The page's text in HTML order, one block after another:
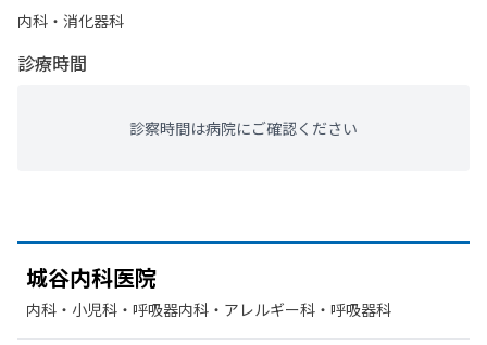
内科・​消化器科
診療時間
診察時間は病院にご確認ください
城谷内科医院
内科・​小児科・​呼吸器内科・​アレルギー科・​呼吸器科